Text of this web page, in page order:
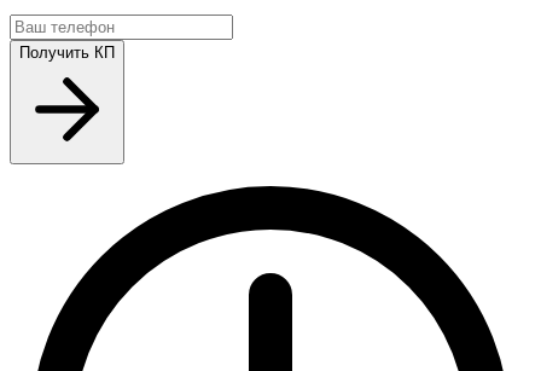
Получить КП